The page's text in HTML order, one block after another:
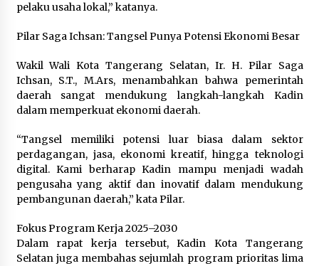
pelaku usaha lokal,” katanya.
Pilar Saga Ichsan: Tangsel Punya Potensi Ekonomi Besar
Wakil Wali Kota Tangerang Selatan, Ir. H. Pilar Saga
Ichsan, S.T., M.Ars, menambahkan bahwa pemerintah
daerah sangat mendukung langkah-langkah Kadin
dalam memperkuat ekonomi daerah.
“Tangsel memiliki potensi luar biasa dalam sektor
perdagangan, jasa, ekonomi kreatif, hingga teknologi
digital. Kami berharap Kadin mampu menjadi wadah
pengusaha yang aktif dan inovatif dalam mendukung
pembangunan daerah,” kata Pilar.
Fokus Program Kerja 2025–2030
Dalam rapat kerja tersebut, Kadin Kota Tangerang
Selatan juga membahas sejumlah program prioritas lima